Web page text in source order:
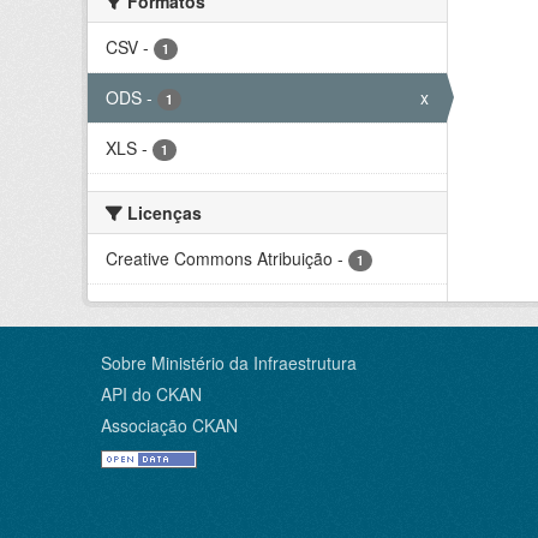
CSV - 1
ODS - 1 x
XLS - 1
Licenças
Creative Commons Atribuição - 1
Sobre Ministério da Infraestrutura
API do CKAN
Associação CKAN